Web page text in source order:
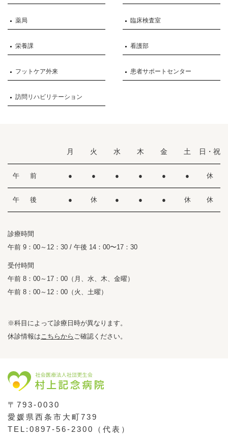
薬局 臨床検査室
栄養課 看護部
フットケア外来 患者サポートセンター
訪問リハビリテーション
月 火 水 木 金 土 日・祝
午 前 ● ● ● ● ● ● 休
午 後 ● 休 ● ● ● 休 休
診療時間
午前 9：00～12：30 / 午後 14：00〜17：30
受付時間
午前 8：00～17：00（月、水、木、金曜）
午前 8：00～12：00（火、土曜）
※科目によって診療日時が異なります。
休診情報はこちらから ご確認ください。
〒793-0030
愛媛県西条市大町739
TEL:0897-56-2300（代表）